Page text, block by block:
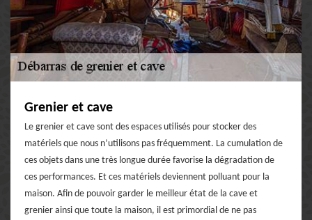
Grenier et cave
Le grenier et cave sont des espaces utilisés pour stocker des
matériels que nous n’utilisons pas fréquemment. La cumulation de
ces objets dans une très longue durée favorise la dégradation de
ces performances. Et ces matériels deviennent polluant pour la
maison. Afin de pouvoir garder le meilleur état de la cave et
grenier ainsi que toute la maison, il est primordial de ne pas